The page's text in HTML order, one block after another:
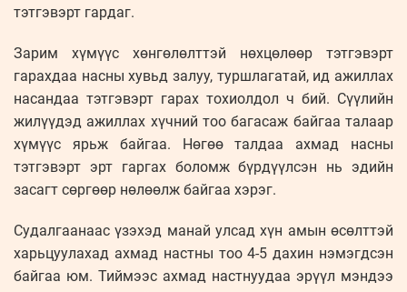
тэтгэвэрт гардаг.
Зарим хүмүүс хөнгөлөлттэй нөхцөлөөр тэтгэвэрт
гарахдаа насны хувьд залуу, туршлагатай, ид ажиллах
насандаа тэтгэвэрт гарах тохиолдол ч бий. Сүүлийн
жилүүдэд ажиллах хүчний тоо багасаж байгаа талаар
хүмүүс ярьж байгаа. Нөгөө талдаа ахмад насны
тэтгэвэрт эрт гаргах боломж бүрдүүлсэн нь эдийн
засагт сөргөөр нөлөөлж байгаа хэрэг.
Судалгаанаас үзэхэд манай улсад хүн амын өсөлттэй
харьцуулахад ахмад настны тоо 4-5 дахин нэмэгдсэн
байгаа юм. Тиймээс ахмад настнуудаа эрүүл мэндээ